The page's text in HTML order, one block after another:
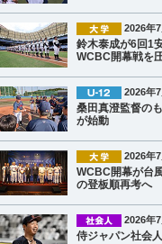
2026年
鈴木泰成が6回1
WCBC開幕戦を
2026年
桑田真澄監督の
が始動
2026年
WCBC開幕が台
の登板順再考へ
2026年
侍ジャパン社会